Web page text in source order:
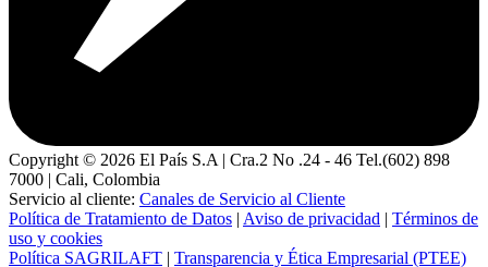
Copyright © 2026 El País S.A | Cra.2 No .24 - 46 Tel.(602) 898
7000 | Cali, Colombia
Servicio al cliente: Canales de Servicio al Cliente
Política de Tratamiento de Datos | Aviso de privacidad | Términos de
uso y cookies
Política SAGRILAFT | Transparencia y Ética Empresarial (PTEE)